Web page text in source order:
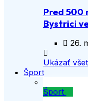
Pred 500
Bystrici
26.
Ukázať
Šport
Šport